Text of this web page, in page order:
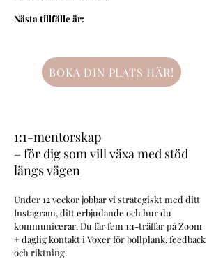
Nästa tillfälle är:
BOKA DIN PLATS HÄR!
1:1-mentorskap
– för dig som vill växa med stöd
längs vägen
Under 12 veckor jobbar vi strategiskt med ditt
Instagram, ditt erbjudande och hur du
kommunicerar. Du får fem 1:1-träffar på Zoom
+ daglig kontakt i Voxer för bollplank, feedback
och riktning.